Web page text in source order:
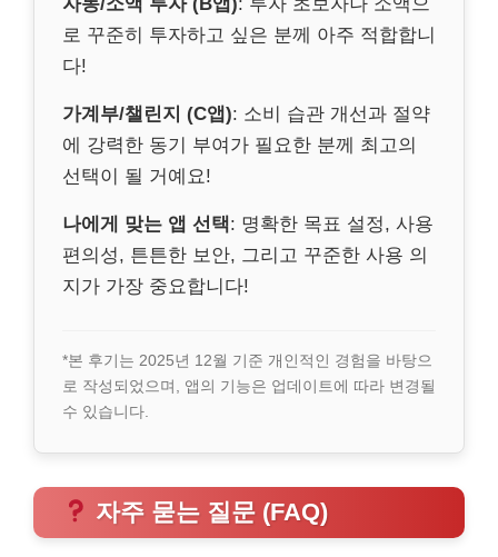
로 꾸준히 투자하고 싶은 분께 아주 적합합니
다!
가계부/챌린지 (C앱): 소비 습관 개선과 절약
에 강력한 동기 부여가 필요한 분께 최고의
선택이 될 거예요!
나에게 맞는 앱 선택: 명확한 목표 설정, 사용
편의성, 튼튼한 보안, 그리고 꾸준한 사용 의
지가 가장 중요합니다!
*본 후기는 2025년 12월 기준 개인적인 경험을 바탕으
로 작성되었으며, 앱의 기능은 업데이트에 따라 변경될
수 있습니다.
자주 묻는 질문 (FAQ)